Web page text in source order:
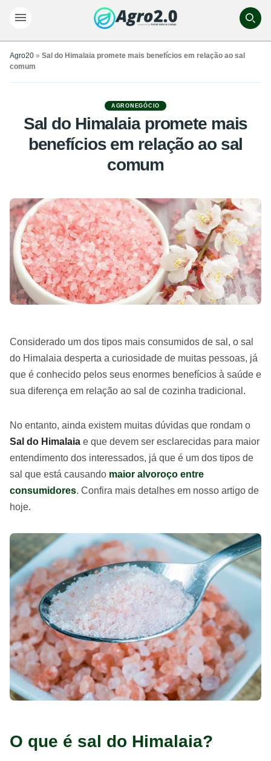
Agro20 » Sal do Himalaia promete mais benefícios em relação ao sal
comum
AGRONEGÓCIO
Sal do Himalaia promete mais
benefícios em relação ao sal
comum
Considerado um dos tipos mais consumidos de sal, o sal
do Himalaia desperta a curiosidade de muitas pessoas, já
que é conhecido pelos seus enormes benefícios à saúde e
sua diferença em relação ao sal de cozinha tradicional.
No entanto, ainda existem muitas dúvidas que rondam o
Sal do Himalaia e que devem ser esclarecidas para maior
entendimento dos interessados, já que é um dos tipos de
sal que está causando maior alvoroço entre
consumidores. Confira mais detalhes em nosso artigo de
hoje.
O que é sal do Himalaia?